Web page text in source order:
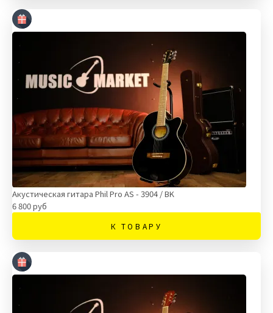
Акустическая гитара Phil Pro AS - 3904 / BK
6 800 руб
К ТОВАРУ